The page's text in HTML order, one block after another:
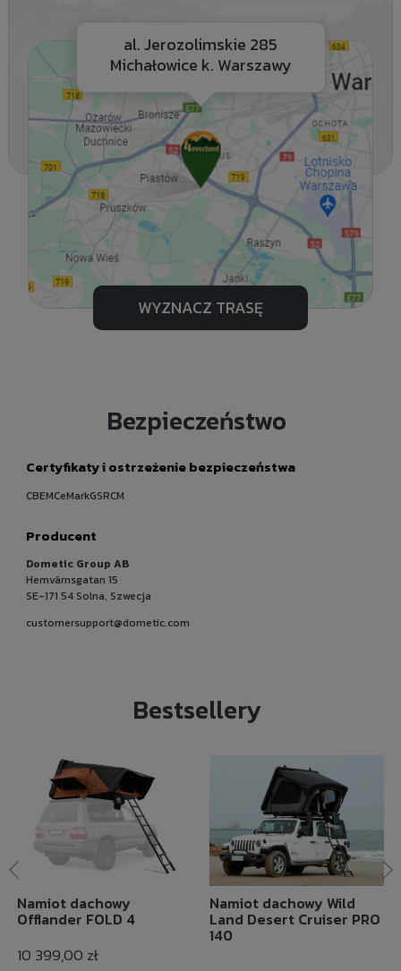
al. Jerozolimskie 285
Michałowice k. Warszawy
WYZNACZ TRASĘ
Bezpieczeństwo
Certyfikaty i ostrzeżenie bezpieczeństwa
CBEMCeMarkGSRCM
Producent
Dometic Group AB
Hemvärnsgatan 15
SE-171 54 Solna, Szwecja
customersupport@dometic.com
Bestsellery
Namiot dachowy
Offlander FOLD 4
10 399,00 zł
Namiot dachowy Wild
Land Desert Cruiser PRO
140